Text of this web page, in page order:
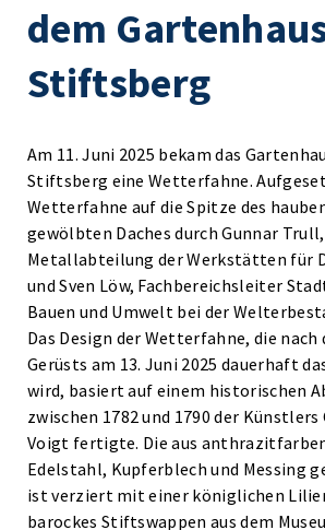
dem
Stiftsberg
Am 11. Juni 2025 bekam das
Stiftsberg eine Wetterfahne.
Wetterfahne auf die Spitze des
gewölbten Daches durch Gunnar
Metallabteilung der Werkstätten für
und Sven Löw, Fachbereichsleiter
Bauen und Umwelt bei der
Das Design der Wetterfahne, die nach
Gerüsts am 13. Juni 2025 dauerhaft
wird, basiert auf einem historischen
zwischen 1782 und 1790 der
Voigt fertigte. Die aus
Edelstahl, Kupferblech und Messing
ist verziert mit einer königlichen
barockes Stiftswappen aus dem